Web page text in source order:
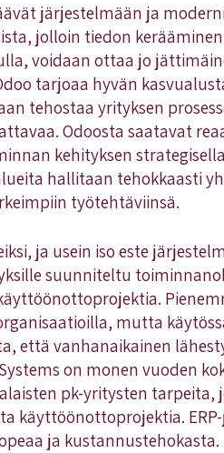
järjestelmään ja
jolloin tiedon
voidaan ottaa jo
tarjoaa hyvän
tehostaa yrityksen
Odoosta saatavat
kehityksen
hallitaan tehokkaasti
työtehtäviinsä.
ja usein iso este
suunniteltu
mutta
että vanhanaikainen
on monen vuoden
pk-yritysten tarpeita,
käyttöönottoprojektia.
ja kustannustehokasta.